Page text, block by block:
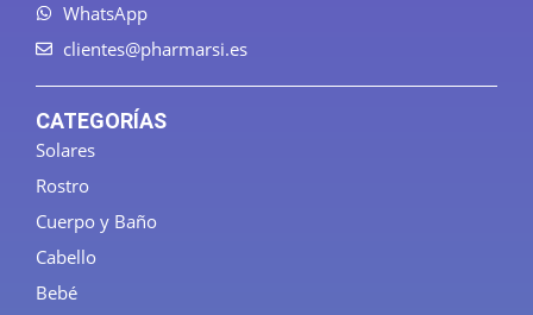
WhatsApp
clientes@pharmarsi.es
CATEGORÍAS
Solares
Rostro
Cuerpo y Baño
Cabello
Bebé